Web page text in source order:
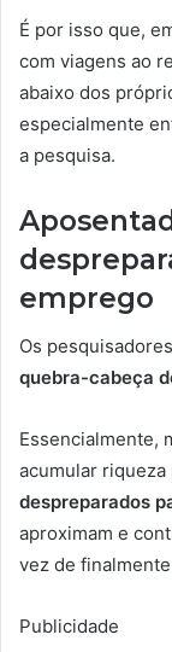
É por isso que,
com viagens ao
abaixo dos
especialmente
a pesquisa.
emprego
Os
quebra-cabeça
Essencialmente,
acumular riqueza
despreparados
aproximam e
vez de
Publicidade